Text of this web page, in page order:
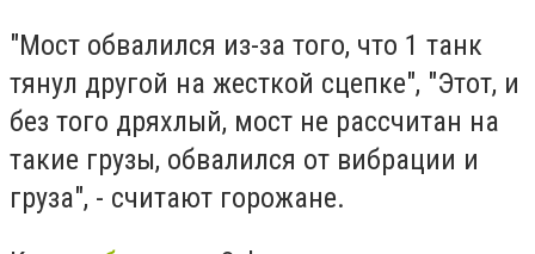
"Мост обвалился из-за того, что 1 танк
тянул другой на жесткой сцепке", "Этот, и
без того дряхлый, мост не рассчитан на
такие грузы, обвалился от вибрации и
груза", - считают горожане.